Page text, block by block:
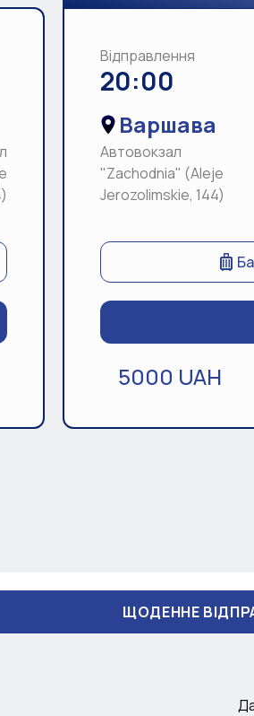
Відправлення
20:00
Варшава
Автовокзал
"Zachodnia" (Aleje
Jerozolimskie, 144)
5000 UAH
ЩОДЕННЕ ВІДПРАВЛЕННЯ